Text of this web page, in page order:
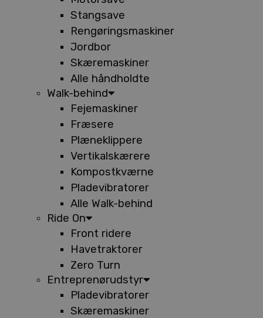
Stangsave
Rengøringsmaskiner
Jordbor
Skæremaskiner
Alle håndholdte
Walk-behind
Fejemaskiner
Fræsere
Plæneklippere
Vertikalskærere
Kompostkværne
Pladevibratorer
Alle Walk-behind
Ride On
Front ridere
Havetraktorer
Zero Turn
Entreprenørudstyr
Pladevibratorer
Skæremaskiner